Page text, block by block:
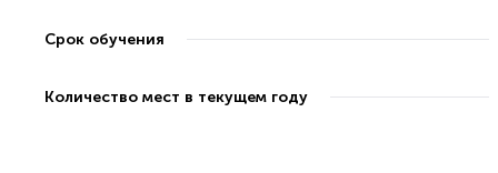
Срок обучения
Количество мест в текущем году